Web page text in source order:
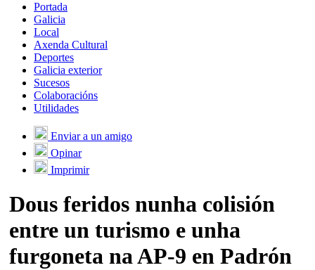
Portada
Galicia
Local
Axenda Cultural
Deportes
Galicia exterior
Sucesos
Colaboracións
Utilidades
Enviar a un amigo
Opinar
Imprimir
Dous feridos nunha colisión
entre un turismo e unha
furgoneta na AP-9 en Padrón